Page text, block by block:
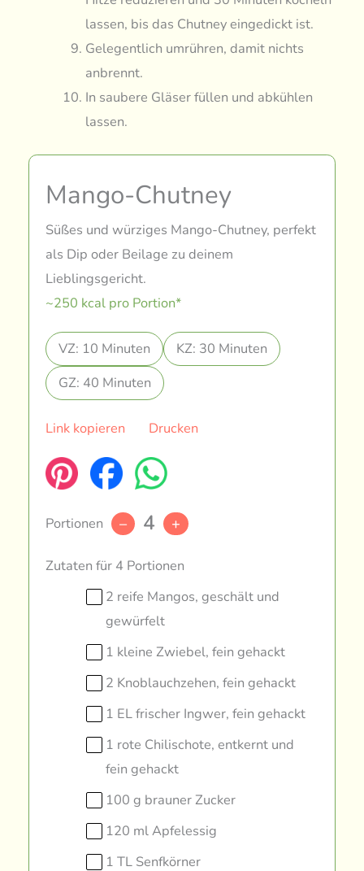
lassen, bis das Chutney eingedickt ist.
Gelegentlich umrühren, damit nichts
anbrennt.
In saubere Gläser füllen und abkühlen
lassen.
Mango-Chutney
Süßes und würziges Mango-Chutney, perfekt
als Dip oder Beilage zu deinem
Lieblingsgericht.
~250 kcal pro Portion*
VZ: 10 Minuten
KZ: 30 Minuten
GZ: 40 Minuten
Link kopieren Drucken
Portionen – 4 +
Zutaten für 4 Portionen
2 reife Mangos, geschält und
gewürfelt
1 kleine Zwiebel, fein gehackt
2 Knoblauchzehen, fein gehackt
1 EL frischer Ingwer, fein gehackt
1 rote Chilischote, entkernt und
fein gehackt
100 g brauner Zucker
120 ml Apfelessig
1 TL Senfkörner